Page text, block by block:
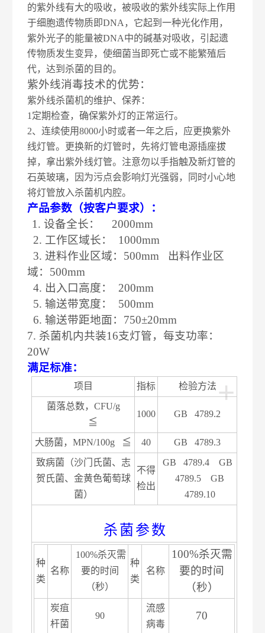
的紫外线有大的吸收，被吸收的紫外线实际上作用
于细胞遗传物质即DNA，它起到一种光化作用 ，
紫外光子的能量被DNA中的碱基对吸收，引起遗
传物质发生变异，使细菌当即死亡或不能繁殖后
代，达到杀菌的目的。
紫外线消毒技术的优势：
紫外线杀菌机的维护、保养：
1定期检查，确保紫外灯的正常运行。
2、连续使用8000小时或者一年之后，应更换紫外
线灯管。更换新的灯管时，先将灯管电源插座拔
掉，拿出紫外线灯管。注意勿以手指触及新灯管的
石英玻璃，因为污点会影响灯光强弱，同时小心地
将灯管放入杀菌机内腔。
产品参数（按客户要求）：
1. 设备全长： 2000mm
2. 工作区域长： 1000mm
3. 进料作业区域：500mm 出料作业区
域：500mm
4. 出入口高度： 200mm
5. 输送带宽度： 500mm
6. 输送带距地面：750±20mm
7. 杀菌机内共装16支灯管，每支功率：
20W
满足标准：
+
项目 指标
检验方法
菌落总数，CFU/g
≦
1000 GB 4789.2
大肠菌，MPN/100g ≦ 40
GB 4789.3
致病菌（沙门氏菌、志
贺氏菌、金黄色葡萄球
菌）
不得
检出
GB 4789.4 GB
4789.5 GB
4789.10
杀菌参数
种
类
名称
100%杀灭需
要的时间
（秒）
种
类
名称
100%杀灭需
要的时间
（秒）
炭疽
杆菌
90
流感
病毒
70